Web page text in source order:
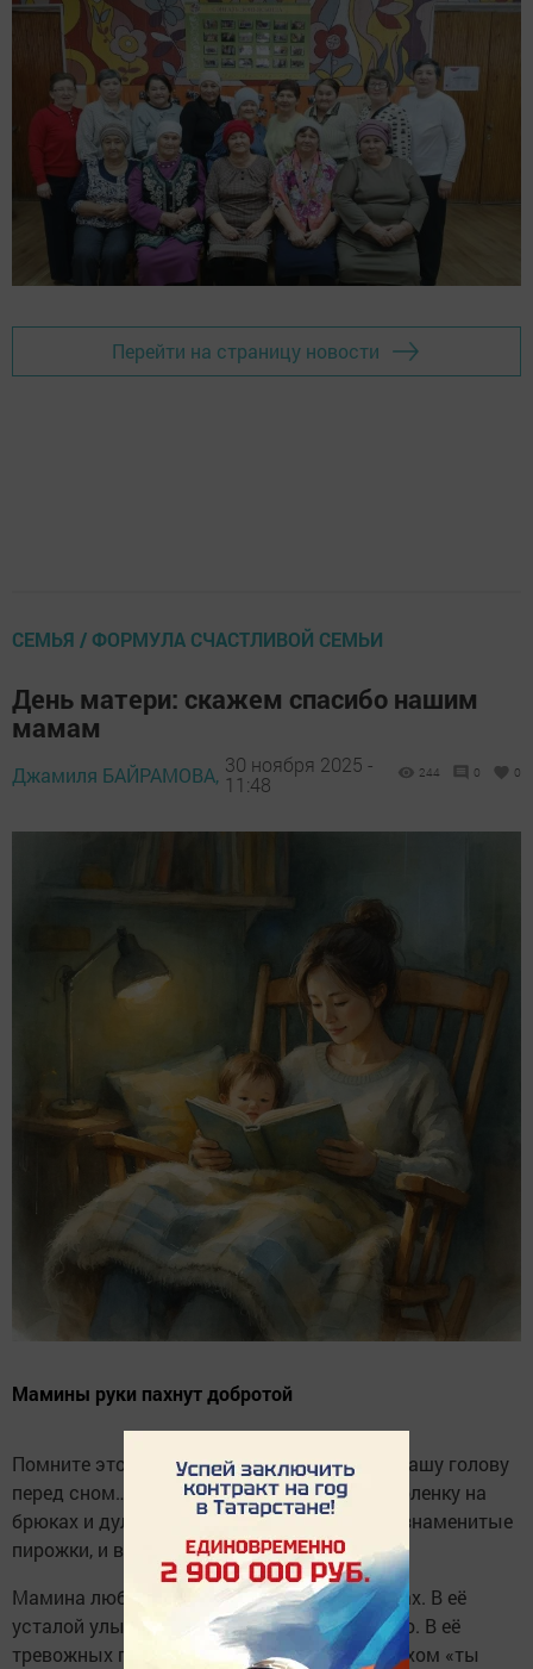
Перейти на страницу новости
СЕМЬЯ / ФОРМУЛА СЧАСТЛИВОЙ СЕМЬИ
День матери: скажем спасибо нашим
мамам
Джамиля БАЙРАМОВА, 30 ноября 2025 -
11:48
244 0 0
Мамины руки пахнут добротой
Помните этот запах? Когда мама гладила вашу голову
перед сном… Когда зашивала порванную коленку на
брюках и дула на ранку… Когда пекла свои знаменитые
пирожки, и весь дом наполнялся теплом.
Мамина любовь — она в этих простых вещах. В её
усталой улыбке, когда вы приходили поздно. В её
тревожных глазах, когда вы болели. В её тихом «ты